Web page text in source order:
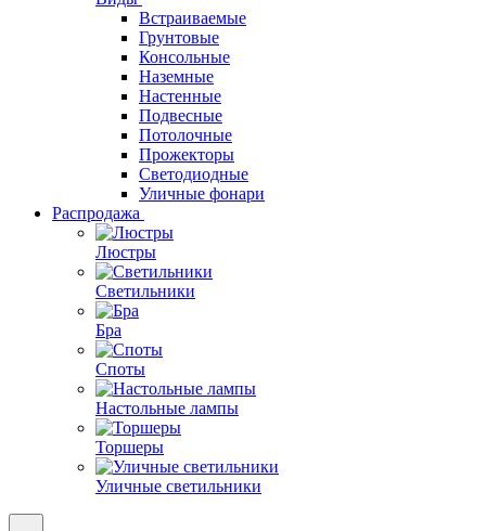
Встраиваемые
Грунтовые
Консольные
Наземные
Настенные
Подвесные
Потолочные
Прожекторы
Светодиодные
Уличные фонари
Распродажа
Люстры
Светильники
Бра
Споты
Настольные лампы
Торшеры
Уличные светильники